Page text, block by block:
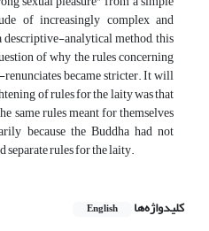
of increasingly complex and
analytical method, this
of why the rules concerning
became stricter. It will
of rules for the laity was that
same rules meant for themselves
because the Buddha had not
rules for the laity.
کلیدواژه‌ها English